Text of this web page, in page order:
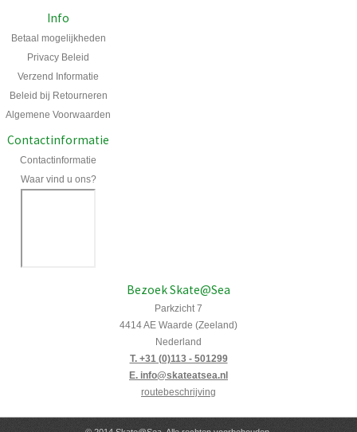
Info
Betaal mogelijkheden
Privacy Beleid
Verzend Informatie
Beleid bij Retourneren
Algemene Voorwaarden
Contactinformatie
Contactinformatie
Waar vind u ons?
Bezoek Skate@Sea
Parkzicht 7
4414 AE Waarde (Zeeland)
Nederland
T. +31 (0)113 - 501299
E. info@skateatsea.nl
routebeschrijving